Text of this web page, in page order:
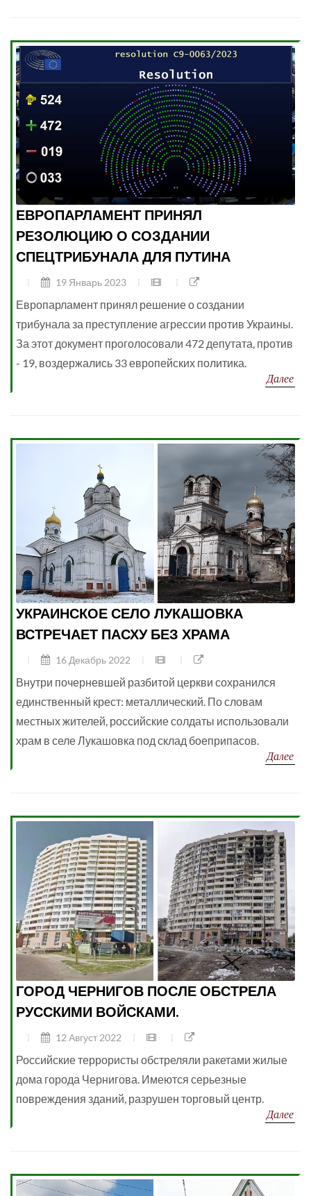
ЕВРОПАРЛАМЕНТ ПРИНЯЛ
РЕЗОЛЮЦИЮ О СОЗДАНИИ
СПЕЦТРИБУНАЛА ДЛЯ ПУТИНА
19 Январь 2023
Европарламент принял решение о создании
трибунала за преступление агрессии против Украины.
За этот документ проголосовали 472 депутата, против
- 19, воздержались 33 европейских политика.
Далее
УКРАИНСКОЕ СЕЛО ЛУКАШОВКА
ВСТРЕЧАЕТ ПАСХУ БЕЗ ХРАМА
16 Декабрь 2022
Внутри почерневшей разбитой церкви сохранился
единственный крест: металлический. По словам
местных жителей, российские солдаты использовали
храм в селе Лукашовка под склад боеприпасов.
Далее
ГОРОД ЧЕРНИГОВ ПОСЛЕ ОБСТРЕЛА
РУССКИМИ ВОЙСКАМИ.
12 Август 2022
Российские террористы обстреляли ракетами жилые
дома города Чернигова. Имеются серьезные
повреждения зданий, разрушен торговый центр.
Далее